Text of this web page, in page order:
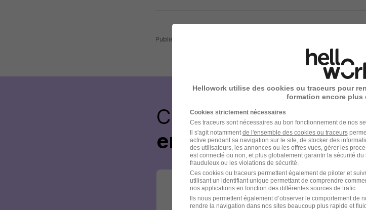
Publiée le 06/08/2026 - Réf : teamtailor-8022905-2087488
Créez votre compte
envoyez votre
Hellowork utilise des cookies ou traceurs pour
formation encore plus
Cookies strictement nécessaires
Ces traceurs sont nécessaires au bon fonctionnement de nos
Il s'agit notamment de l'ensemble des cookies ou traceurs
active pendant sa navigation sur le site, de stocker des
des utilisateurs, les annonces ou les offres vues, gérer les
est connecté ou non, et plus globalement garantir la sécurité
frauduleux ou les violations de sécurité.
Ces cookies ou traceurs permettent également de piloter et
utilisant un identifiant unique permettant de comprendre
nos applications en fonction des différentes sources de trafic.
Ils nous permettent également d’observer le comportement de
rendre la navigation dans nos sites beaucoup plus rapide et